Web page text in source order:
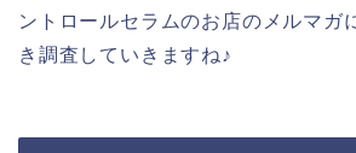
ントロールセラムのお店のメルマガ
き調査していきますね♪